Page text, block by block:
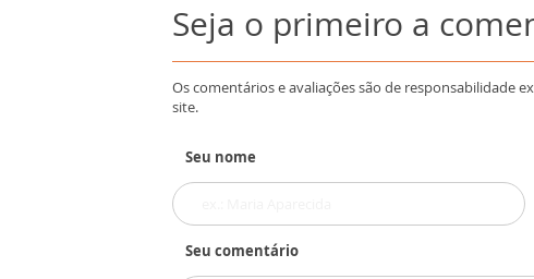
Seja o primeiro a
Os comentários e avaliações são de responsabilidade
site.
Seu nome
Seu comentário